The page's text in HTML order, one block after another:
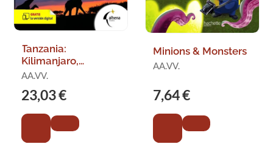
Tanzania:
Kilimanjaro,
Zanzíbar
AA.VV.
23,03 €
Minions & Monsters
AA.VV.
7,64 €